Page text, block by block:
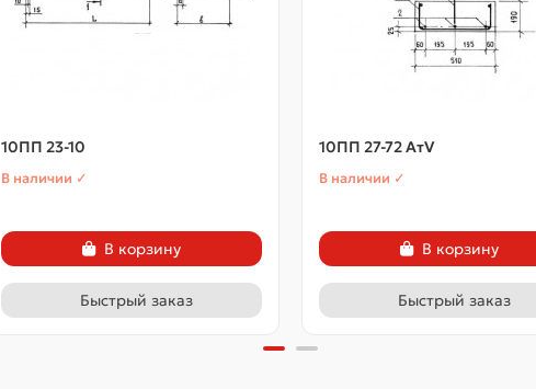
10ПП 23-10
В наличии ✓
В корзину
Быстрый заказ
10ПП 27-72 АтV
В наличии ✓
В корзину
Быстрый заказ